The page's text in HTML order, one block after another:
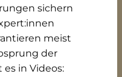
sichern
meist
der
es in Videos: